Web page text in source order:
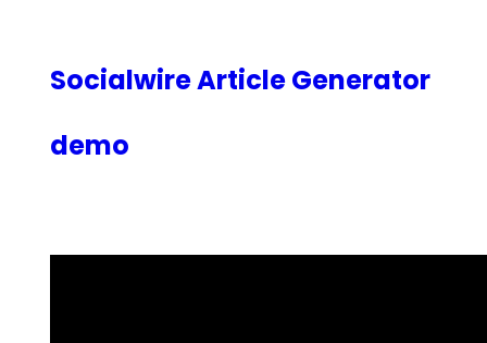
Socialwire Article Generator
demo